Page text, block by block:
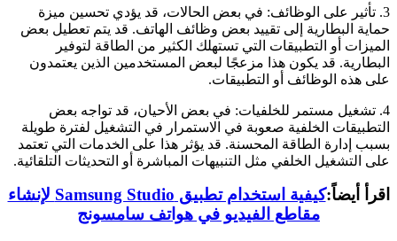
3. تأثير على الوظائف: في بعض الحالات، قد يؤدي تحسين ميزة
حماية البطارية إلى تقييد بعض وظائف الهاتف. قد يتم تعطيل بعض
الميزات أو التطبيقات التي تستهلك الكثير من الطاقة لتوفير
البطارية. قد يكون هذا مزعجًا لبعض المستخدمين الذين يعتمدون
على هذه الوظائف أو التطبيقات.
4. تشغيل مستمر للخلفيات: في بعض الأحيان، قد تواجه بعض
التطبيقات الخلفية صعوبة في الاستمرار في التشغيل لفترة طويلة
بسبب إدارة الطاقة المحسنة. قد يؤثر هذا على الخدمات التي تعتمد
على التشغيل الخلفي مثل التنبيهات المباشرة أو التحديثات التلقائية.
اقرأ أيضاً:
كيفية استخدام تطبيق Samsung Studio لإنشاء
مقاطع الفيديو في هواتف سامسونج